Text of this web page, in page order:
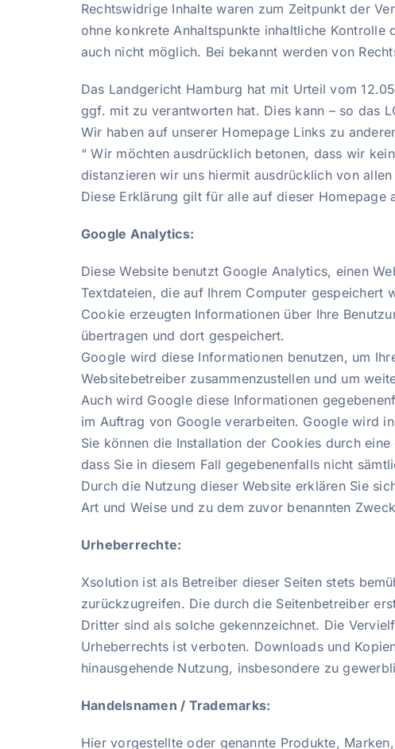
Rechtswidrige Inhalte waren zum Zeitpunkt der
ohne konkrete Anhaltspunkte inhaltliche Kontrolle
auch nicht möglich. Bei bekannt werden von
Das Landgericht Hamburg hat mit Urteil vom
ggf. mit zu verantworten hat. Dies kann – so das
Wir haben auf unserer Homepage Links zu
“ Wir möchten ausdrücklich betonen, dass wir
distanzieren wir uns hiermit ausdrücklich von
Diese Erklärung gilt für alle auf dieser Homepage
Google Analytics:
Diese Website benutzt Google Analytics, einen
Textdateien, die auf Ihrem Computer gespeichert
Cookie erzeugten Informationen über Ihre
übertragen und dort gespeichert.
Google wird diese Informationen benutzen, um
Websitebetreiber zusammenzustellen und um
Auch wird Google diese Informationen
im Auftrag von Google verarbeiten. Google wird
Sie können die Installation der Cookies durch
dass Sie in diesem Fall gegebenenfalls nicht
Durch die Nutzung dieser Website erklären Sie
Art und Weise und zu dem zuvor benannten
Urheberrechte:
Xsolution ist als Betreiber dieser Seiten stets
zurückzugreifen. Die durch die Seitenbetreiber
Dritter sind als solche gekennzeichnet. Die
Urheberrechts ist verboten. Downloads und
hinausgehende Nutzung, insbesondere zu
Handelsnamen / Trademarks:
Hier vorgestellte oder genannte Produkte,